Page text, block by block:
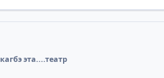
кагбэ эта....театр